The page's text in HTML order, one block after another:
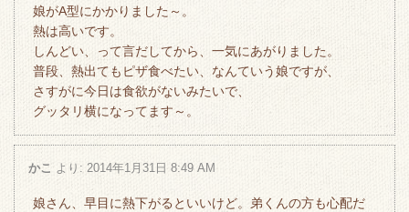
娘がA型にかかりました～。
熱は高いです。
しんどい、って言だしてから、一気にあがりました。
普段、熱出てもピザ食べたい、なんていう娘ですが、
さすがに今日は食欲がないみたいで、
グッタリ横になってます～。
かこ より: 2014年1月31日 8:49 AM
娘さん、早目に熱下がるといいけど。弟くんの方も心配だ